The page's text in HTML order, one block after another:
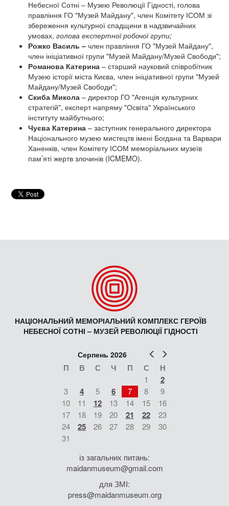
Небесної Сотні – Музею Революції Гідності, голова
правління ГО "Музей Майдану", член Комітету ІСОМ зі
збереження культурної спадщини в надзвичайних
умовах, голова експертної робочої групи;
Рожко Василь – член правління ГО "Музей Майдану",
член ініціативної групи "Музей Майдану/Музей Свободи";
Романова Катерина – старший науковий співробітник
Музею історії міста Києва, член ініціативної групи "Музей
Майдану/Музей Свободи";
Скиба Микола – директор ГО "Агенція культурних
стратегій", експерт напряму "Освіта" Українського
інституту майбутнього;
Чуєва Катерина – заступник генерального директора
Національного музею мистецтв імені Богдана та Варвари
Ханенків, член Комітету ІСОМ меморіальних музеїв
пам’яті жертв злочинів (ICMEMO).
НАЦІОНАЛЬНИЙ МЕМОРІАЛЬНИЙ КОМПЛЕКС ГЕРОЇВ
НЕБЕСНОЇ СОТНІ – МУЗЕЙ РЕВОЛЮЦІЇ ГІДНОСТІ
Попер
Серпень 2026
П В С Ч П С Н
1 2
3 4 5 6 7 8
9
10
11 12 13 14 15
16
17
18 19 20 21 22
23
24
25 26 27 28 29
30
31
із загальних питань:
maidanmuseum@gmail.com
для ЗМІ:
press@maidanmuseum.org